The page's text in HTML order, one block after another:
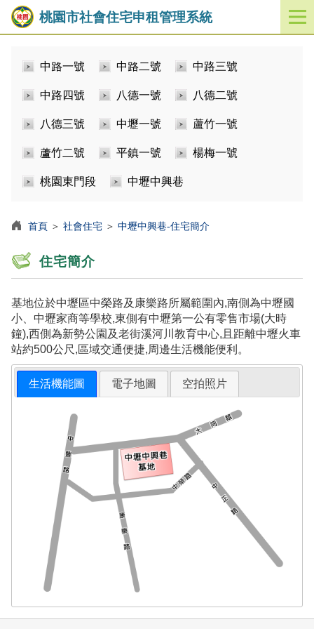
桃園市社會住宅申租管理系統
開
啟
中路一號 中路二號 中路三號
中路四號 八德一號 八德二號
八德三號 中壢一號 蘆竹一號
蘆竹二號 平鎮一號 楊梅一號
桃園東門段 中壢中興巷
首頁 ＞ 社會住宅 ＞ 中壢中興巷-住宅簡介
住宅簡介
基地位於中壢區中榮路及康樂路所屬範圍內,南側為中壢國
小、中壢家商等學校,東側有中壢第一公有零售市場(大時
鐘),西側為新勢公園及老街溪河川教育中心,且距離中壢火車
站約500公尺,區域交通便捷,周邊生活機能便利。
生活機能圖 電子地圖 空拍照片